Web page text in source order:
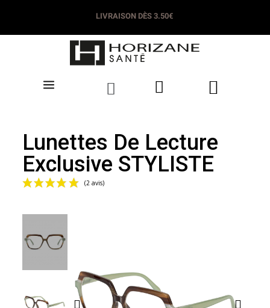
LIVRAISON DÈS 3.50€
Lunettes De Lecture
Exclusive STYLISTE